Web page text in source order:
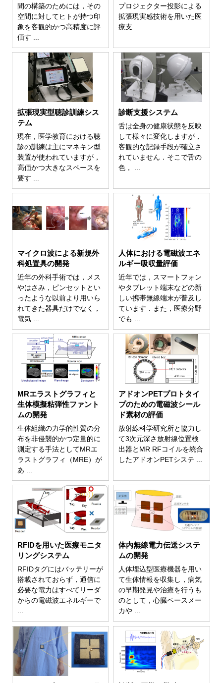
間の構築のためには，その
空間に対してヒトが持つ印
象を客観的かつ高精度に評
価す ...
プロジェクター投影による
拡張現実感技術を用いた医
療支 ...
拡張現実型聴診訓練シス
テム
現在，医学教育における聴
診の訓練は主にマネキン型
装置が使われていますが，
高価かつ大きなスペースを
要す ...
診断支援システム
舌は全身の健康状態を反映
して様々に変化しますが，
客観的な記録手段が確立さ
れていません．そこで舌の
色， ...
マイクロ波による新規外
科処置具の開発
近年の外科手術では，メス
やはさみ，ピンセットとい
ったような以前より用いら
れてきた器具だけでなく，
電気 ...
人体における電磁波エネ
ルギー吸収量評価
近年では，スマートフォン
やタブレット端末などの新
しい携帯無線端末が普及し
ています．また，医療分野
でも ...
MRエラストグラフィと
生体模擬粘弾性ファント
ムの開発
生体組織の力学的性質の分
布を非侵襲的かつ定量的に
測定する手法としてMRエ
ラストグラフィ（MRE）が
あ ...
アドオンPETプロトタイ
プのための電磁波シール
ド素材の評価
放射線科学研究所と協力し
て3次元深さ放射線位置検
出器とMR RFコイルを統合
したアドオンPETシステ ...
RFIDを用いた医療モニタ
リングシステム
RFIDタグにはバッテリーが
搭載されておらず，通信に
必要な電力はすべてリーダ
からの電磁波エネルギーで
...
体内無線電力伝送システ
ムの開発
人体埋込型医療機器を用い
て生体情報を収集し，病気
の早期発見や治療を行うも
のとして，心臓ペースメー
カや ...